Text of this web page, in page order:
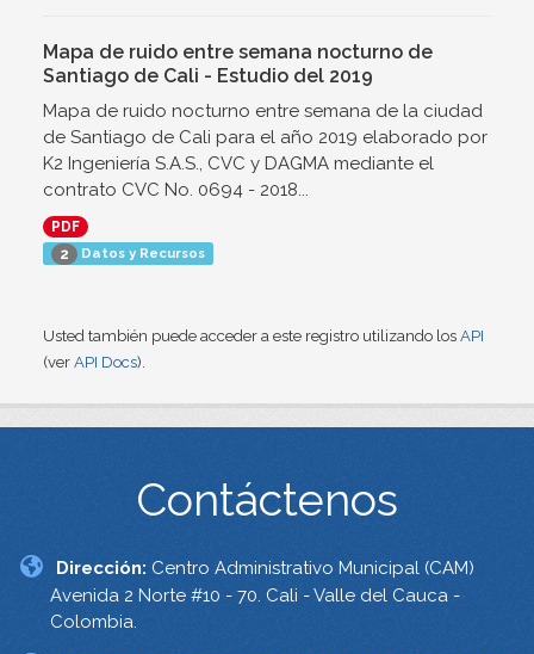
Mapa de ruido entre semana nocturno de
Santiago de Cali - Estudio del 2019
Mapa de ruido nocturno entre semana de la ciudad
de Santiago de Cali para el año 2019 elaborado por
K2 Ingeniería S.A.S., CVC y DAGMA mediante el
contrato CVC No. 0694 - 2018...
PDF
2 Datos y Recursos
Usted también puede acceder a este registro utilizando los API
(ver API Docs).
Contáctenos
Dirección: Centro Administrativo Municipal (CAM)
Avenida 2 Norte #10 - 70. Cali - Valle del Cauca -
Colombia.